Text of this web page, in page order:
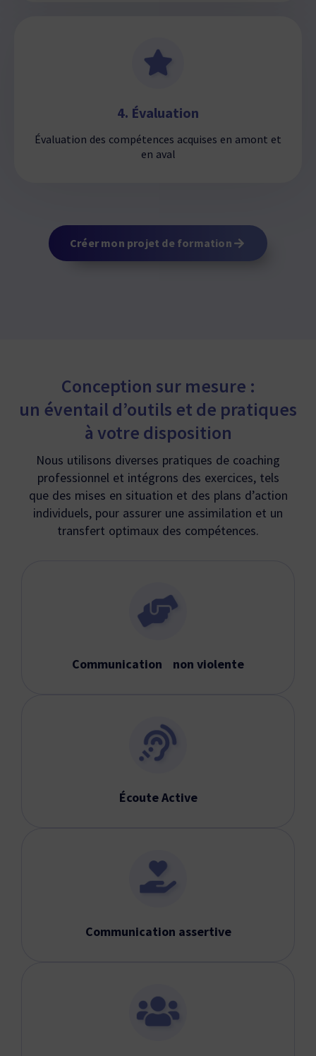
4. Évaluation
Évaluation des compétences acquises en amont et
en aval
Créer mon projet de formation
Conception sur mesure :
un éventail d’outils et de pratiques
à votre disposition
Nous utilisons diverses pratiques de coaching
professionnel et intégrons des exercices, tels
que des mises en situation et des plans d’action
individuels, pour assurer une assimilation et un
transfert optimaux des compétences.
Communication non violente
Écoute Active
Communication assertive